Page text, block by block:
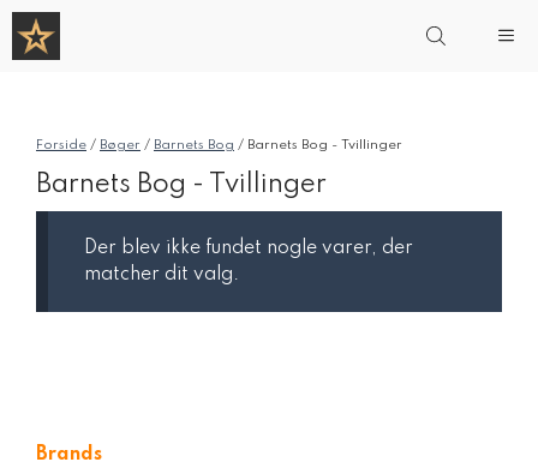
Hop
indhold
Forside / Bøger / Barnets Bog / Barnets Bog - Tvillinger
Barnets Bog - Tvillinger
Der blev ikke fundet nogle varer, der
matcher dit valg.
Brands